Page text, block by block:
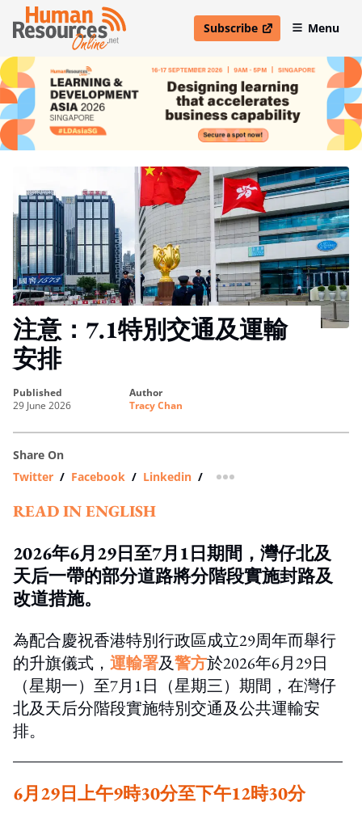
Subscribe
open in new windowMenu
注意：7.1特別交通及運輸
安排
published
29 June 2026
author
Tracy Chan
Share On
Twitter / Facebook / Linkedin / more sharing option
READ IN ENGLISH
2026年6月29日至7月1日期間，灣仔北及
天后一帶的部分道路將分階段實施封路及
改道措施。
為配合慶祝香港特別行政區成立29周年而舉行
的升旗儀式， 運輸署及警方於2026年6月29日
（星期一）至7月1日（星期三）期間，在灣仔
北及天后分階段實施特別交通及公共運輸安
排。
6月29日上午9時30分至下午12時30分